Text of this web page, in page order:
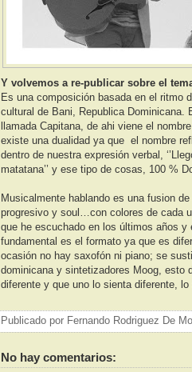
Y volvemos a re-publicar sobre el
Es una composición basada en el ritmo
cultural de Bani, Republica Dominicana.
llamada Capitana, de ahi viene el
existe una dualidad ya que el nombre
dentro de nuestra expresión verbal,
matatana’’ y ese tipo de cosas, 100 %
Musicalmente hablando es una fusion
progresivo y soul…con colores de cada
que he escuchado en los últimos años y
fundamental es el formato ya que es
ocasión no hay saxofón ni piano; se
dominicana y sintetizadores Moog, esto
diferente y que uno lo sienta diferente,
Publicado por Fernando Rodriguez De
No hay comentarios: